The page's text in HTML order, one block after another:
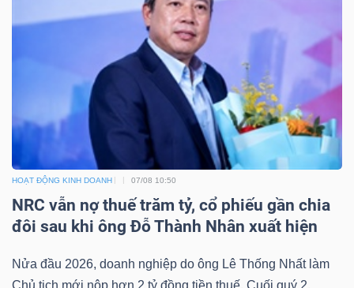
HOẠT ĐỘNG KINH DOANH 07/08 10:50
NRC vẫn nợ thuế trăm tỷ, cổ phiếu gần chia
đôi sau khi ông Đỗ Thành Nhân xuất hiện
Nửa đầu 2026, doanh nghiệp do ông Lê Thống Nhất làm
Chủ tịch mới nộp hơn 2 tỷ đồng tiền thuế. Cuối quý 2,